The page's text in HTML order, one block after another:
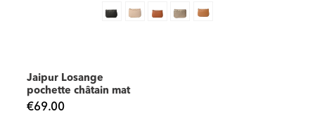
Jaipur Losange
pochette châtain mat
€69.00